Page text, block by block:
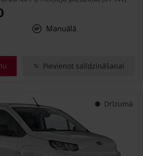
Manuālā
Pievienot salīdzināšanai
Drīzumā